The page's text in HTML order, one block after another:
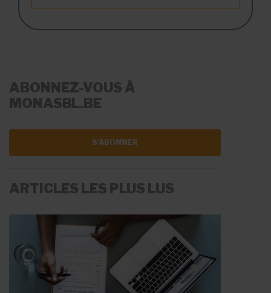
ABONNEZ-VOUS À
MONASBL.BE
S'ABONNER
ARTICLES LES PLUS LUS